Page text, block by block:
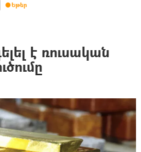
Եթեր
է ռուսական